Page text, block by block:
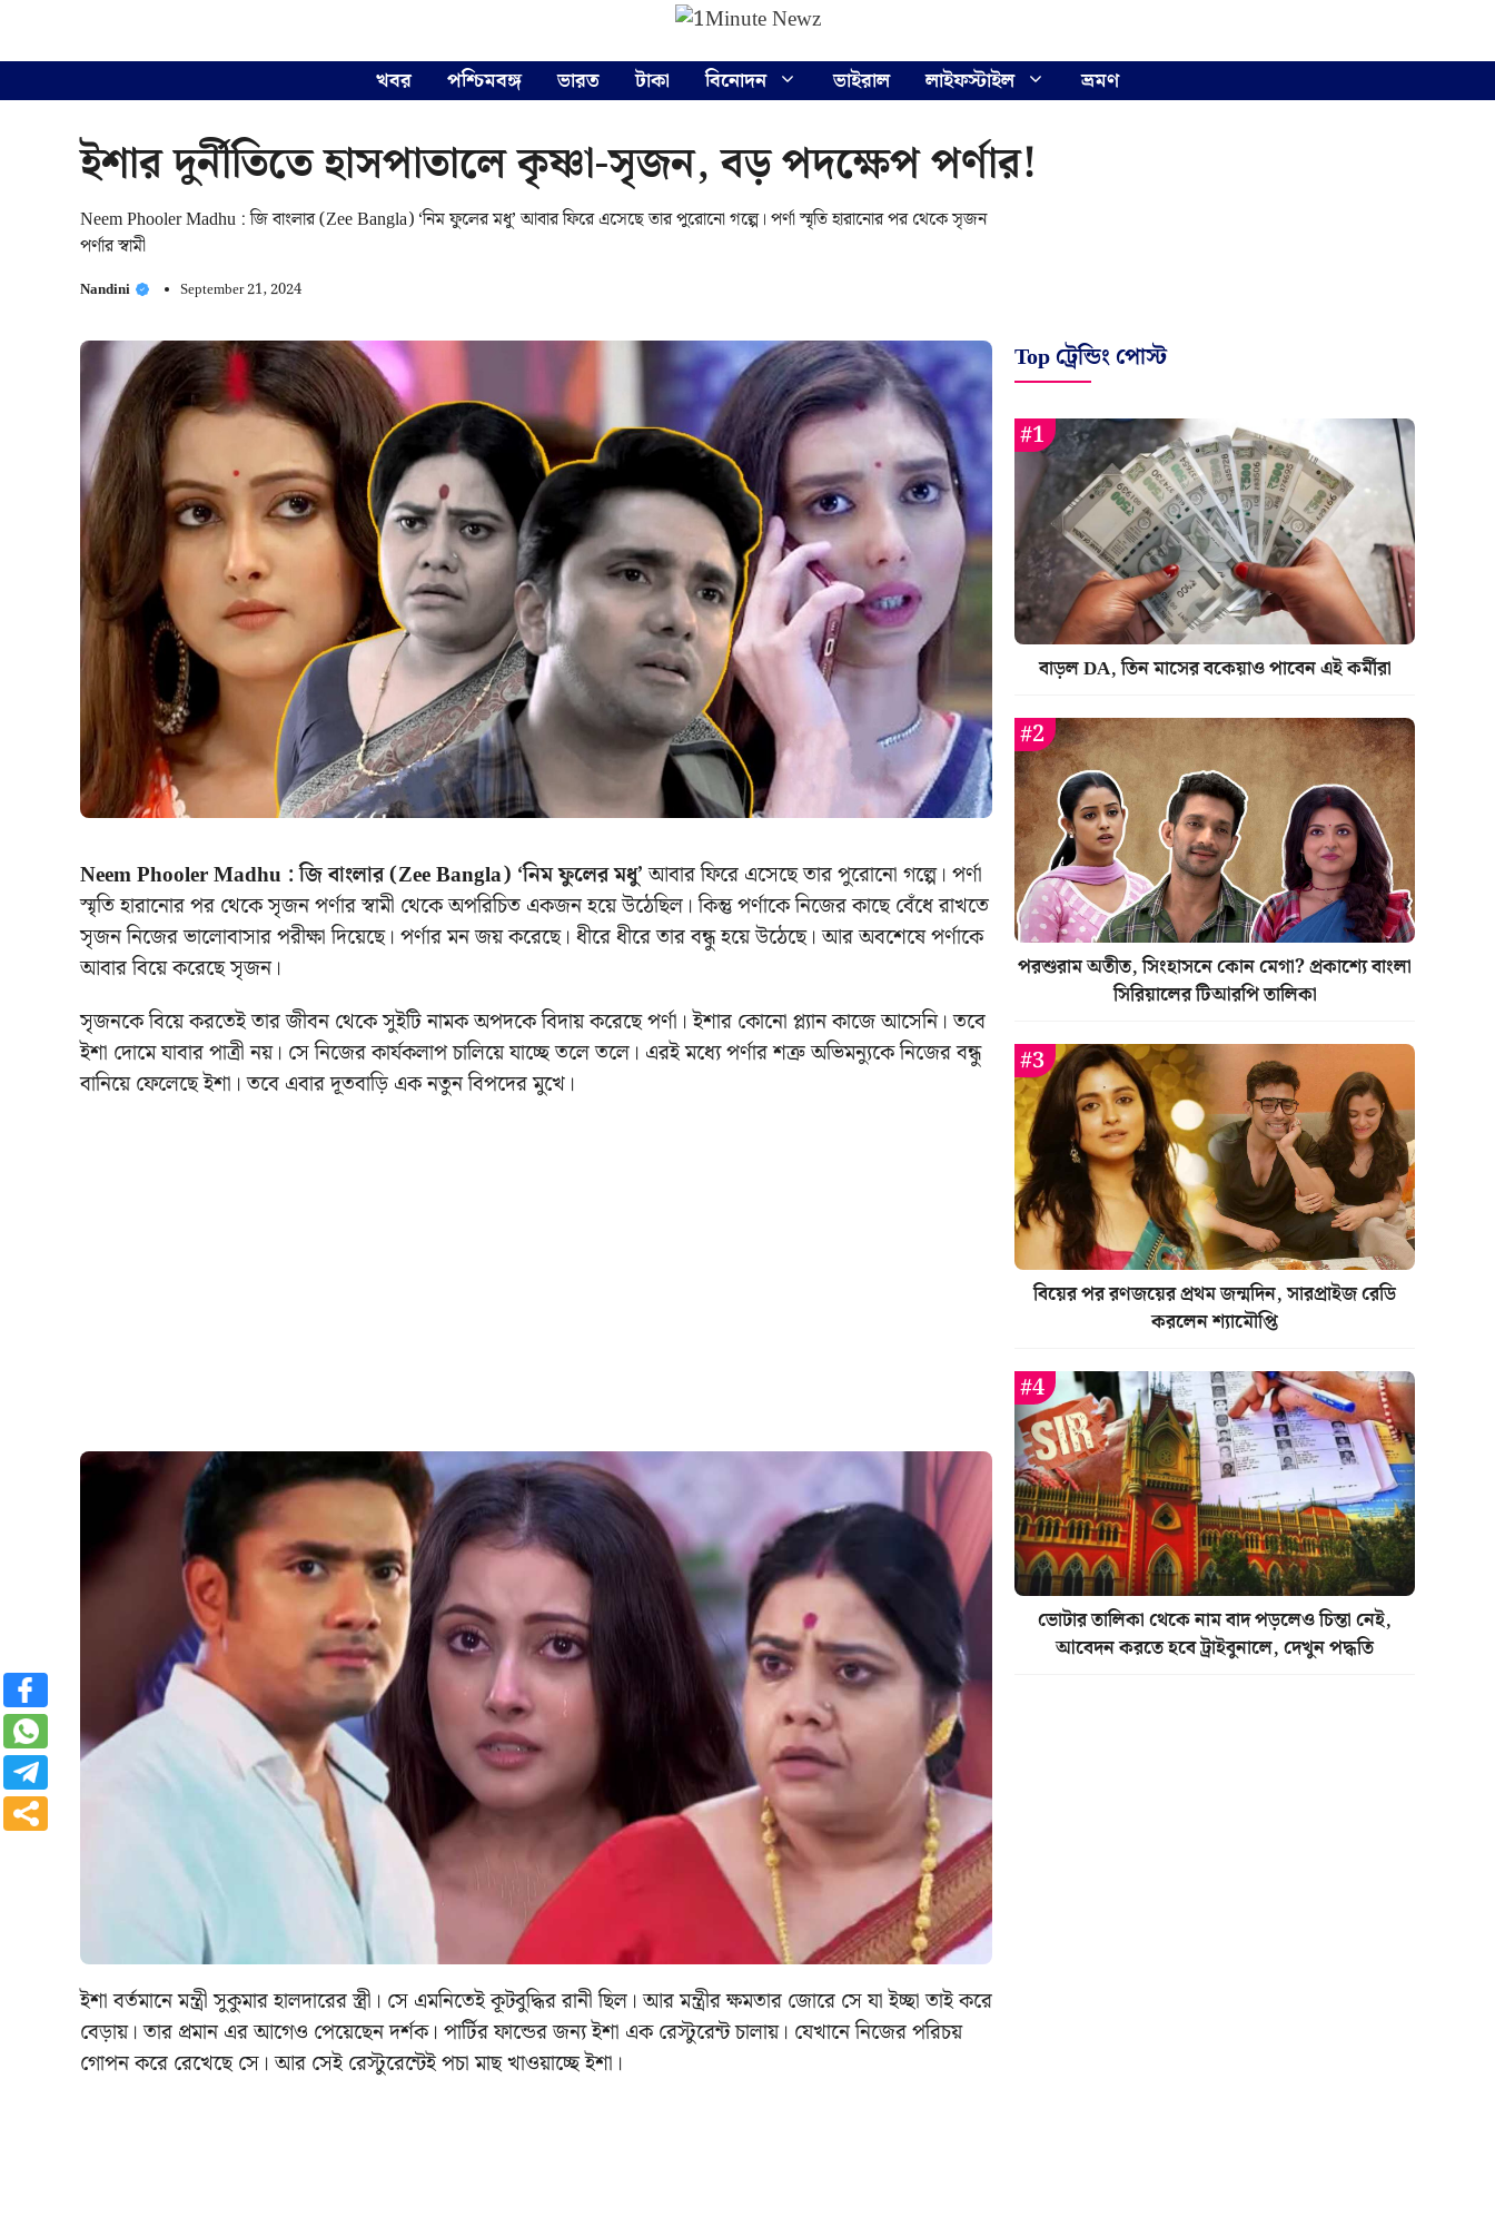
খবর পশ্চিমবঙ্গ ভারত টাকা বিনোদন ভাইরাল লাইফস্টাইল ভ্রমণ
ইশার দুর্নীতিতে হাসপাতালে কৃষ্ণা-সৃজন, বড় পদক্ষেপ পর্ণার!
Neem Phooler Madhu : জি বাংলার (Zee Bangla) ‘নিম ফুলের মধু’ আবার ফিরে এসেছে তার পুরোনো গল্পে। পর্ণা স্মৃতি হারানোর পর থেকে সৃজন
পর্ণার স্বামী
Nandini September 21, 2024
Neem Phooler Madhu : জি বাংলার (Zee Bangla) ‘নিম ফুলের মধু’আবার ফিরে এসেছে তার পুরোনো গল্পে। পর্ণা
স্মৃতি হারানোর পর থেকে সৃজন পর্ণার স্বামী থেকে অপরিচিত একজন হয়ে উঠেছিল। কিন্তু পর্ণাকে নিজের কাছে বেঁধে রাখতে
সৃজন নিজের ভালোবাসার পরীক্ষা দিয়েছে। পর্ণার মন জয় করেছে। ধীরে ধীরে তার বন্ধু হয়ে উঠেছে। আর অবশেষে পর্ণাকে
আবার বিয়ে করেছে সৃজন।
সৃজনকে বিয়ে করতেই তার জীবন থেকে সুইটি নামক অপদকে বিদায় করেছে পর্ণা। ইশার কোনো প্ল্যান কাজে আসেনি। তবে
ইশা দোমে যাবার পাত্রী নয়। সে নিজের কার্যকলাপ চালিয়ে যাচ্ছে তলে তলে। এরই মধ্যে পর্ণার শত্রু অভিমন্যুকে নিজের বন্ধু
বানিয়ে ফেলেছে ইশা। তবে এবার দূতবাড়ি এক নতুন বিপদের মুখে।
ইশা বর্তমানে মন্ত্রী সুকুমার হালদারের স্ত্রী। সে এমনিতেই কূটবুদ্ধির রানী ছিল। আর মন্ত্রীর ক্ষমতার জোরে সে যা ইচ্ছা তাই করে
বেড়ায়। তার প্রমান এর আগেও পেয়েছেন দর্শক। পার্টির ফান্ডের জন্য ইশা এক রেস্টুরেন্ট চালায়। যেখানে নিজের পরিচয়
গোপন করে রেখেছে সে। আর সেই রেস্টুরেন্টেই পচা মাছ খাওয়াচ্ছে ইশা।
Top ট্রেন্ডিং পোস্ট
বাড়ল DA, তিন মাসের বকেয়াও পাবেন এই কর্মীরা
পরশুরাম অতীত, সিংহাসনে কোন মেগা? প্রকাশ্যে বাংলা
সিরিয়ালের টিআরপি তালিকা
বিয়ের পর রণজয়ের প্রথম জন্মদিন, সারপ্রাইজ রেডি
করলেন শ্যামৌপ্তি
ভোটার তালিকা থেকে নাম বাদ পড়লেও চিন্তা নেই,
আবেদন করতে হবে ট্রাইবুনালে, দেখুন পদ্ধতি